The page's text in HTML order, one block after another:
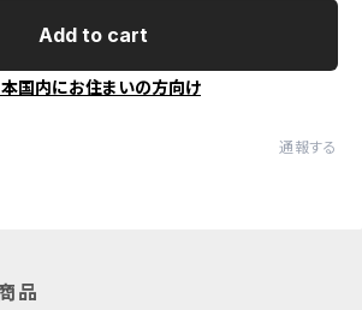
Add to cart
国内にお住まいの方向け
通報する
品